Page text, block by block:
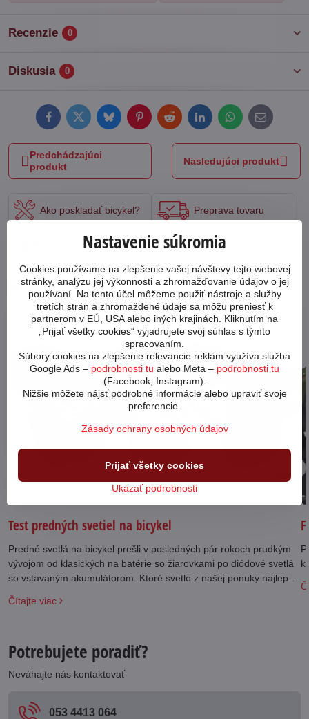
Recenzie 0
Diskusia 0
Novinky z blogu
64668
Test predných svetiel na bicykel
Predné svetlá na bicykel prešli v posledných pár rokoch prudkým
vývojom od klasických na batérie so žiarovkami po diódové svetlá
so vstavaným akumulátorom. Ktoré svetlo z našej ponuky najlepšie
Čítajte viac
FacebookTwitterBlueskyPinterestRedditLinkedInWhatsApp
E-
mail
Predchádzajúci
produkt
Nasledujúci produkt
Ako poskladať bicykel? Preprava tovaru
Aký bicykel si
vybrať?
Garancia najnižšej
ceny
Potrebujete poradiť?
Neváhajte nás kontaktovať
053 4413 064
Nastavenie súkromia
Cookies používame na zlepšenie vašej návštevy tejto webovej
stránky, analýzu jej výkonnosti a zhromažďovanie údajov o jej
používaní. Na tento účel môžeme použiť nástroje a služby
tretích strán a zhromaždené údaje sa môžu preniesť k
partnerom v EÚ, USA alebo iných krajinách. Kliknutím na
„Prijať všetky cookies“ vyjadrujete svoj súhlas s týmto
spracovaním.
Súbory cookies na zlepšenie relevancie reklám využíva služba
Google Ads – podrobnosti tu alebo Meta – podrobnosti tu
(Facebook, Instagram).
Nižšie môžete nájsť podrobné informácie alebo upraviť svoje
preferencie.
Zásady ochrany osobných údajov
Ukázať podrobnosti
Prijať všetky cookies